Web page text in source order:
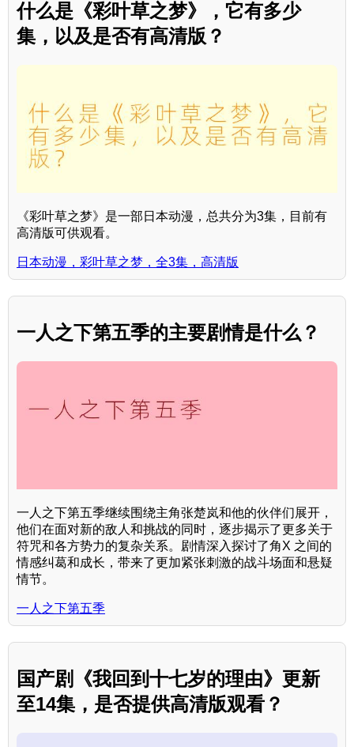
什么是《彩叶草之梦》，它有多少
集，以及是否有高清版？
《彩叶草之梦》是一部日本动漫，总共分为3集，目前有
高清版可供观看。
日本动漫，彩叶草之梦，全3集，高清版
一人之下第五季的主要剧情是什么？
一人之下第五季继续围绕主角张楚岚和他的伙伴们展开，
他们在面对新的敌人和挑战的同时，逐步揭示了更多关于
符咒和各方势力的复杂关系。剧情深入探讨了角X 之间的
情感纠葛和成长，带来了更加紧张刺激的战斗场面和悬疑
情节。
一人之下第五季
国产剧《我回到十七岁的理由》更新
至14集，是否提供高清版观看？